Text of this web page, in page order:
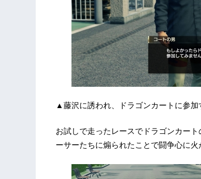
▲藤沢に誘われ、ドラゴンカートに参加
お試しで走ったレースでドラゴンカー
ーサーたちに煽られたことで闘争心に